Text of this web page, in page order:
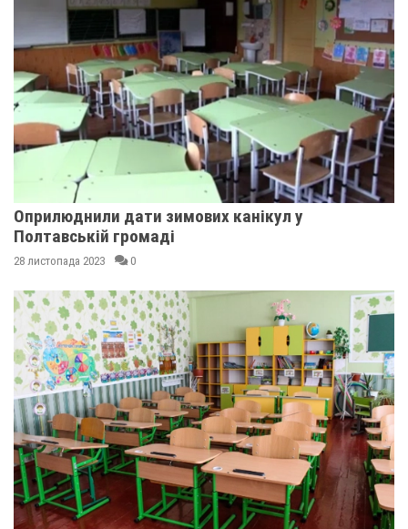
Оприлюднили дати зимових канікул у
Полтавській громаді
28 листопада 2023 0